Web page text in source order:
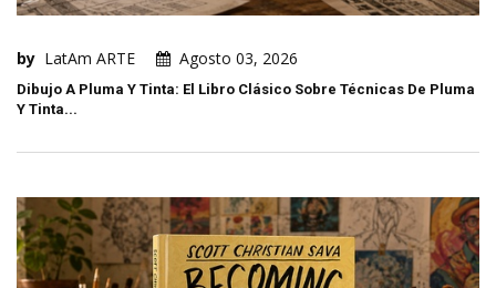
by LatAm ARTE Agosto 03, 2026
Dibujo A Pluma Y Tinta: El Libro Clásico Sobre Técnicas De Pluma
Y Tinta...